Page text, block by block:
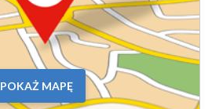
POKAŻ MAPĘ